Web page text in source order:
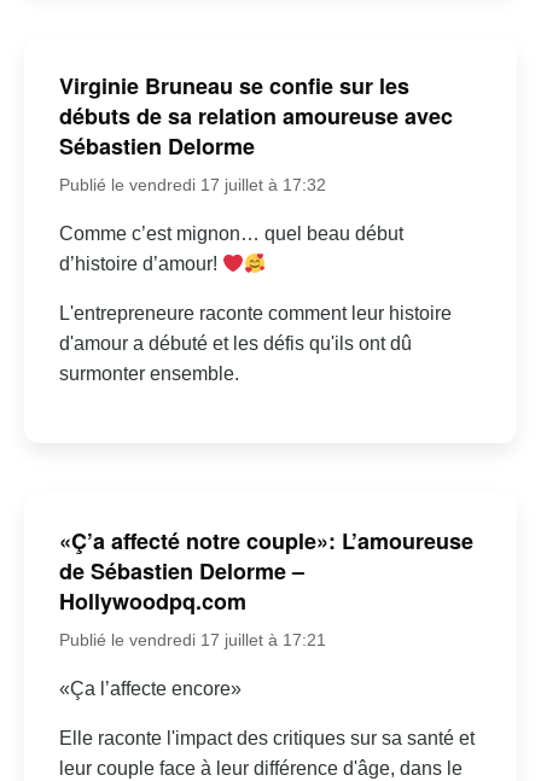
Virginie Bruneau se confie sur les
débuts de sa relation amoureuse avec
Sébastien Delorme
Publié le vendredi 17 juillet à 17:32
Comme c’est mignon… quel beau début
d’histoire d’amour!
L'entrepreneure raconte comment leur histoire
d'amour a débuté et les défis qu'ils ont dû
surmonter ensemble.
«Ç’a affecté notre couple»: L’amoureuse
de Sébastien Delorme –
Hollywoodpq.com
Publié le vendredi 17 juillet à 17:21
«Ça l’affecte encore»
Elle raconte l'impact des critiques sur sa santé et
leur couple face à leur différence d'âge, dans le